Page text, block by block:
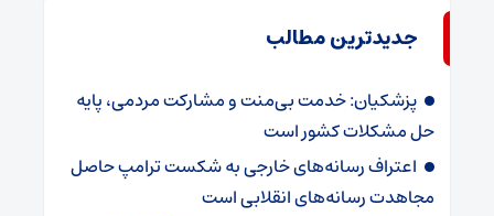
جدیدترین مطالب
پزشکیان: خدمت بی‌منت و مشارکت مردمی، پایه
حل مشکلات کشور است
اعتراف رسانه‌های خارجی به شکست ترامپ حاصل
مجاهدت رسانه‌های انقلابی است